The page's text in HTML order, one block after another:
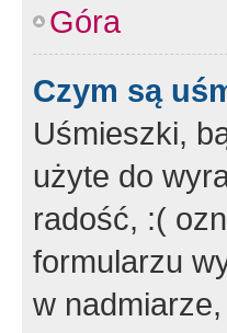
Góra
Czym są
Uśmieszki,
użyte do
radość, :(
formularzu
w